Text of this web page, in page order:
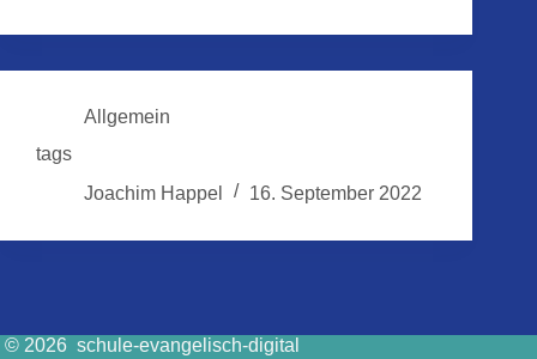
Allgemein
tags
Joachim Happel
16. September 2022
© 2026 schule-evangelisch-digital